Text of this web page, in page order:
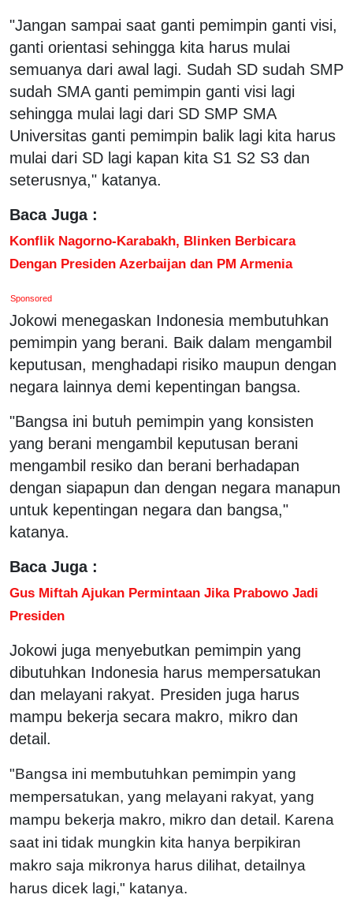
"Jangan sampai saat ganti pemimpin ganti visi,
ganti orientasi sehingga kita harus mulai
semuanya dari awal lagi. Sudah SD sudah SMP
sudah SMA ganti pemimpin ganti visi lagi
sehingga mulai lagi dari SD SMP SMA
Universitas ganti pemimpin balik lagi kita harus
mulai dari SD lagi kapan kita S1 S2 S3 dan
seterusnya," katanya.
Baca Juga :
Konflik Nagorno-Karabakh, Blinken Berbicara
Dengan Presiden Azerbaijan dan PM Armenia
Sponsored
Jokowi menegaskan Indonesia membutuhkan
pemimpin yang berani. Baik dalam mengambil
keputusan, menghadapi risiko maupun dengan
negara lainnya demi kepentingan bangsa.
"Bangsa ini butuh pemimpin yang konsisten
yang berani mengambil keputusan berani
mengambil resiko dan berani berhadapan
dengan siapapun dan dengan negara manapun
untuk kepentingan negara dan bangsa,"
katanya.
Baca Juga :
Gus Miftah Ajukan Permintaan Jika Prabowo Jadi
Presiden
Jokowi juga menyebutkan pemimpin yang
dibutuhkan Indonesia harus mempersatukan
dan melayani rakyat. Presiden juga harus
mampu bekerja secara makro, mikro dan
detail.
"Bangsa ini membutuhkan pemimpin yang
mempersatukan, yang melayani rakyat, yang
mampu bekerja makro, mikro dan detail. Karena
saat ini tidak mungkin kita hanya berpikiran
makro saja mikronya harus dilihat, detailnya
harus dicek lagi," katanya.